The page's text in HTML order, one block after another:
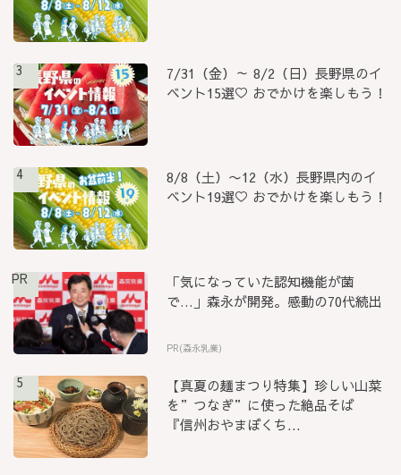
3
7/31（金）～ 8/2（日）長野県のイ
ベント15選♡ おでかけを楽しもう！
4
8/8（土）〜12（水）長野県内のイ
ベント19選♡ おでかけを楽しもう！
PR
「気になっていた認知機能が菌
で…」森永が開発。感動の70代続出
PR(森永乳業)
5
【真夏の麺まつり特集】珍しい山菜
を”つなぎ”に使った絶品そば
『信州おやまぼくち...